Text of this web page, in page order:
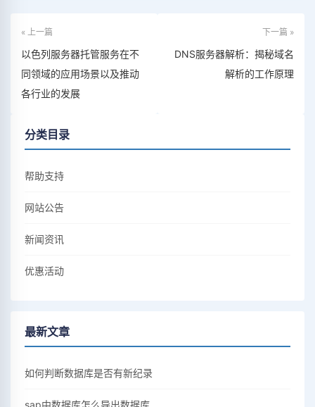
« 上一篇
以色列服务器托管服务在不
同领域的应用场景以及推动
各行业的发展
下一篇 »
DNS服务器解析：揭秘域名
解析的工作原理
分类目录
帮助支持
网站公告
新闻资讯
优惠活动
最新文章
如何判断数据库是否有新纪录